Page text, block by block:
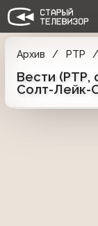
Архив РТР
Вести (РТР,
Солт-Лейк-